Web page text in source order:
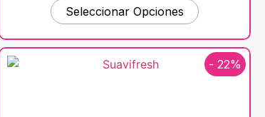
Seleccionar Opciones
- 22%